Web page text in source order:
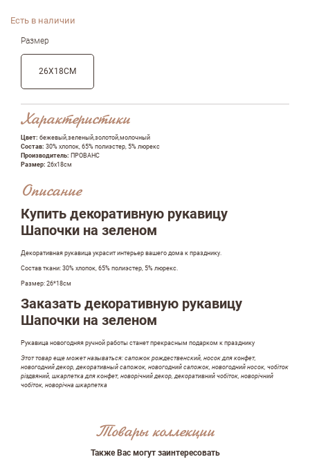
Есть в наличии
Размер
26Х18СМ
Характеристики
Цвет: бежевый,зеленый,золотой,молочный
Состав: 30% хлопок, 65% полиэстер, 5% люрекс
Производитель: ПРОВАНС
Размер: 26х18см
Описание
Купить декоративную рукавицу
Шапочки на зеленом
Декоративная рукавица украсит интерьер вашего дома к празднику.
Состав ткани: 30% хлопок, 65% полиэстер, 5% люрекс.
Размер: 26*18см
Заказать декоративную рукавицу
Шапочки на зеленом
Рукавица новогодняя ручной работы станет прекрасным подарком к празднику
Этот товар еще может называться: сапожок рождественский, носок для конфет,
новогодний декор, декоративный сапожок, новогодний сапожок, новогодний носок, чобіток
різдвяний, шкарпетка для конфет, новорічний декор, декоративний чобіток, новорічний
чобіток, новорічна шкарпетка
Товары коллекции
Также Вас могут заинтересовать
Оставить отзыв
email